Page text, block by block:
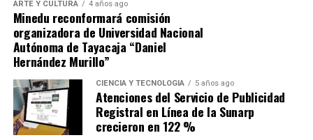
«hay que abordarlas de manera significativa para
evitar que haya un deterioro importante de las
finanzas públicas»en la próxima década.
Comparte esto:
ARTE Y CULTURA 4 años ago
Minedu reconformará comisión
organizadora de Universidad Nacional
Autónoma de Tayacaja “Daniel
Hernández Murillo”
CIENCIA Y TECNOLOGÍA 5 años ago
Atenciones del Servicio de Publicidad
Registral en Línea de la Sunarp
crecieron en 122 %